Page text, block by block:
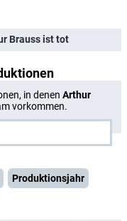
Brauss ist tot
in denen Arthur
vorkommen.
Produktionsjahr